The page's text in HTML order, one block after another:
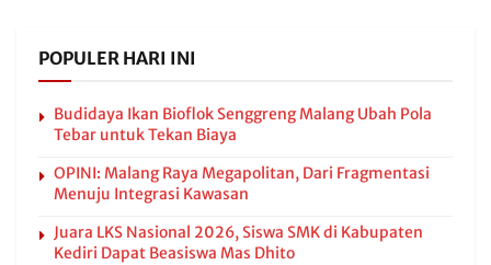
POPULER HARI INI
Budidaya Ikan Bioflok Senggreng Malang Ubah Pola
Tebar untuk Tekan Biaya
OPINI: Malang Raya Megapolitan, Dari Fragmentasi
Menuju Integrasi Kawasan
Juara LKS Nasional 2026, Siswa SMK di Kabupaten
Kediri Dapat Beasiswa Mas Dhito